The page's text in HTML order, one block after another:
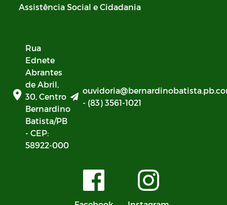
Assistência Social e Cidadania
Rua
Ednete
Abrantes
de Abril,
30, Centro
Bernardino
Batista/PB
- CEP:
58922-000
- (83) 3561-1021